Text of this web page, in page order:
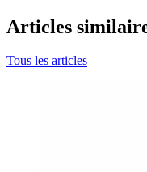
Articles
Tous les articles